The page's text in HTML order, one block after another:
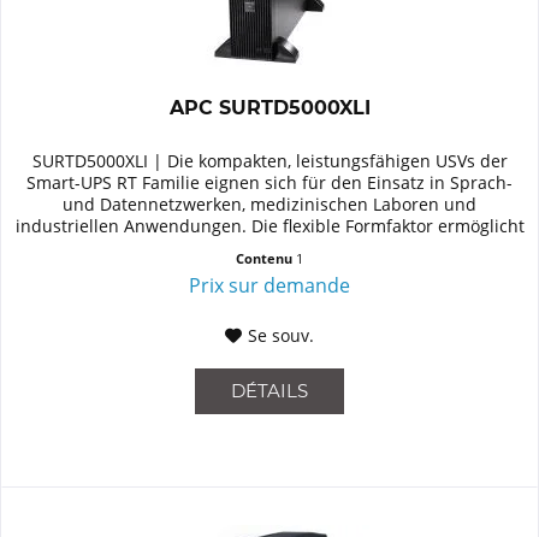
APC SURTD5000XLI
SURTD5000XLI | Die kompakten, leistungsfähigen USVs der
Smart-UPS RT Familie eignen sich für den Einsatz in Sprach-
und Datennetzwerken, medizinischen Laboren und
industriellen Anwendungen. Die flexible Formfaktor ermöglicht
Contenu 1
Prix sur demande
Se souv.
DÉTAILS